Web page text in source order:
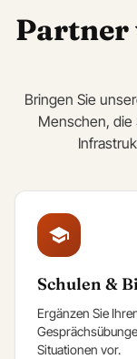
Partner
Bringen Sie
Menschen,
Schulen &
Ergänzen Sie
Situationen vor.